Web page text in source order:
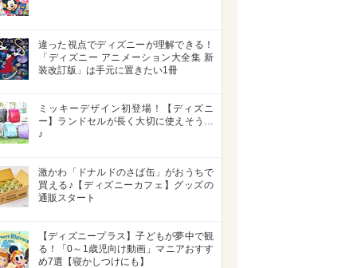
違った視点でディズニーが理解できる！
「ディズニー アニメーション大全集 新
装改訂版」は手元に置きたい1冊
ミッキーデザイン初登場！【ディズニ
ー】ランドセルが長く大切に使えそう…
♪
激かわ「ドナルドのさば缶」がおうちで
買える♪【ディズニーカフェ】グッズの
通販スタート
【ディズニープラス】子どもが夢中で観
る！「0～1歳児向け動画」マニアおすす
め7選【寝かしつけにも】